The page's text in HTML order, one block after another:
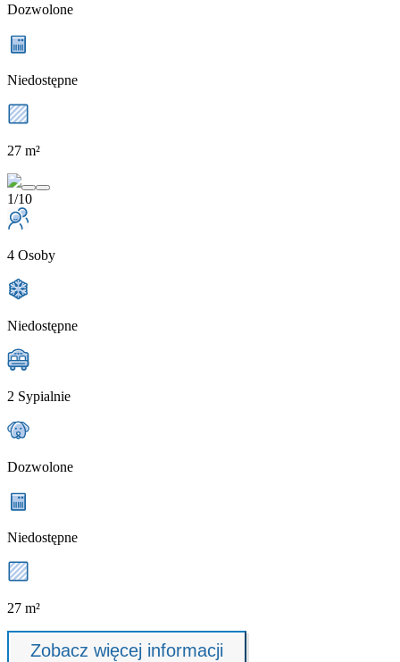
Dozwolone
Niedostępne
27 m²
1/10
4 Osoby
Niedostępne
2 Sypialnie
Dozwolone
Niedostępne
27 m²
Zobacz więcej informacji